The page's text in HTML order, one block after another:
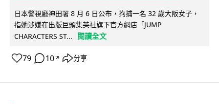
日本警視廳神田署 8 月 6 日公布，拘捕一名 32 歲大阪女子，
指她涉嫌在出版巨頭集英社旗下官方網店「JUMP
CHARACTERS ST...
閱讀全文
79 10 ↗ 分享